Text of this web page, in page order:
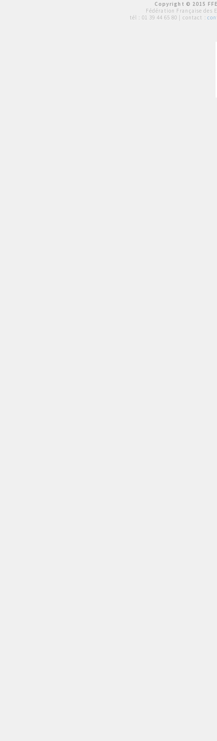
Copyright © 2015
Fédération Française des
tél : 01 39 44 65 80 | contact :